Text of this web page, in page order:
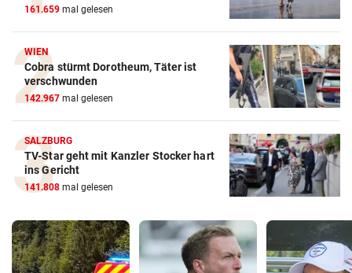
161.659 mal gelesen
WIEN
Cobra stürmt Dorotheum, Täter ist
verschwunden
142.967 mal gelesen
SALZBURG
TV-Star geht mit Kanzler Stocker hart
ins Gericht
141.808 mal gelesen